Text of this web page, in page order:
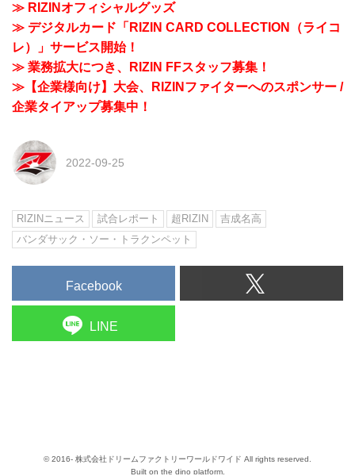
≫ RIZINオフィシャルグッズ
≫ デジタルカード「RIZIN CARD COLLECTION（ライコ
レ）」サービス開始！
≫ 業務拡大につき、RIZIN FFスタッフ募集！
≫【企業様向け】大会、RIZINファイターへのスポンサー /
企業タイアップ募集中！
2022-09-25
RIZINニュース 試合レポート 超RIZIN
吉成名高
バンダサック・ソー・トラクンペット
Facebook
LINE
© 2016- 株式会社ドリームファクトリーワールドワイド All rights reserved.
Built on the dino platform.